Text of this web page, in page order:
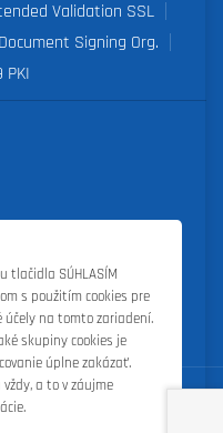
Validation SSL
Document Signing Org.
PKI
tlačidla SÚHLASÍM
s použitím cookies pre
účely na tomto zariadení.
skupiny cookies je
úplne zakázať.
a to v záujme